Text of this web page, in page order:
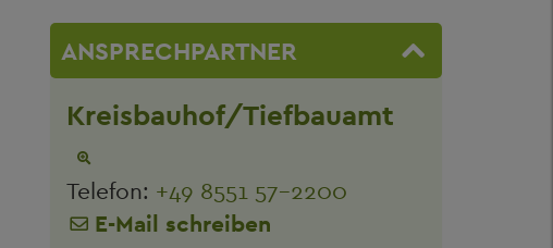
ANSPRECHPARTNER
Kreisbauhof/Tiefbauamt
Telefon: +49 8551 57-2200
E-Mail schreiben